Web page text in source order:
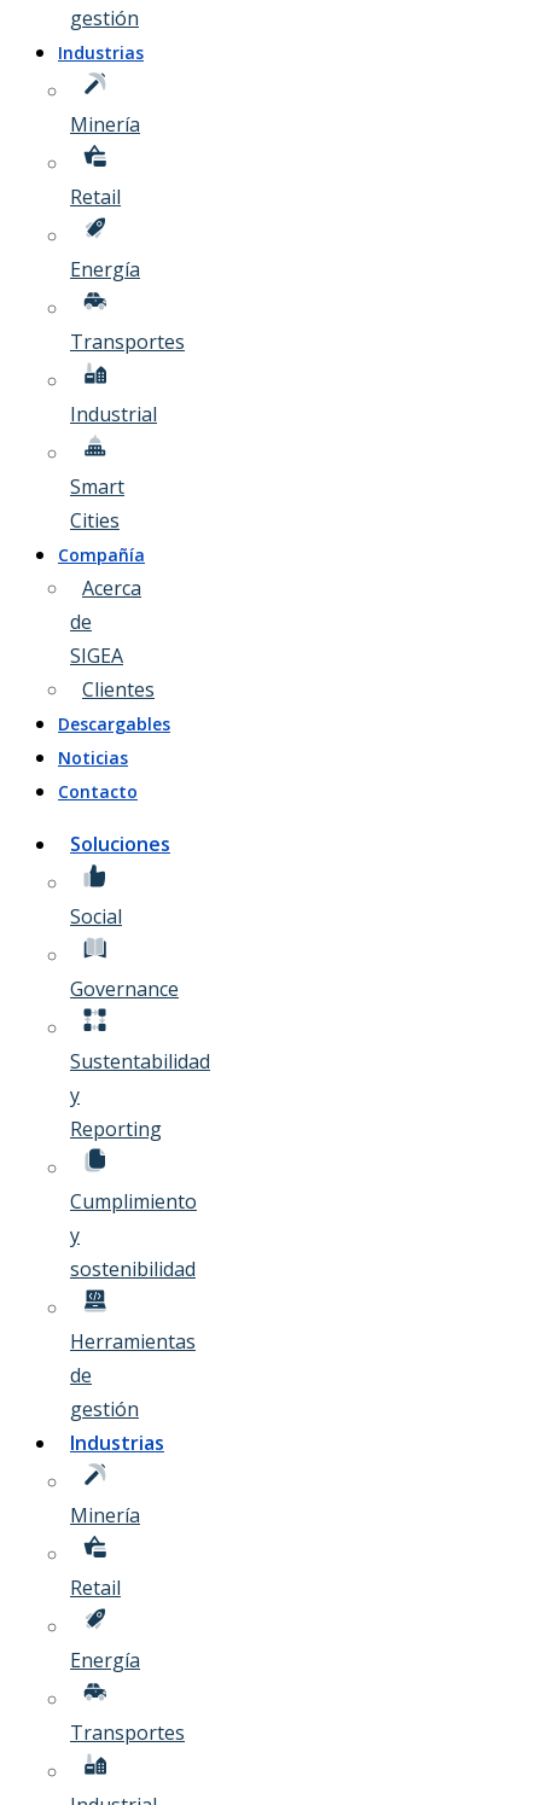
gestión
Industrias
Minería
Retail
Energía
Transportes
Industrial
Smart
Cities
Compañía
Acerca
de
SIGEA
Clientes
Descargables
Noticias
Contacto
Soluciones
Social
Governance
Sustentabilidad
y
Reporting
Cumplimiento
y
sostenibilidad
Herramientas
de
gestión
Industrias
Minería
Retail
Energía
Transportes